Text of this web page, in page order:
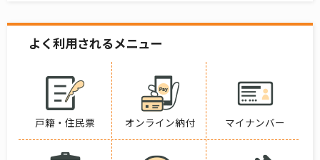
よく利用されるメニュー
戸籍・住民票 オンライン納付 マイナンバー